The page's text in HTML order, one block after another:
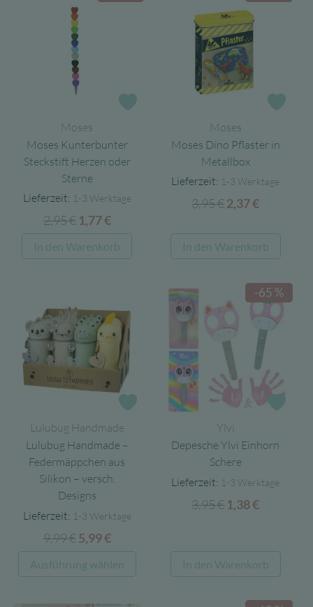
Moses
Moses Kunterbunter
Steckstift Herzen oder
Sterne
Lieferzeit: 1-3 Werktage
2,95€ Ursprünglicher
Preis
war:
1,77€Aktueller
Preis
ist:
In den Warenkorb
Moses
Moses Dino Pflaster in
Metallbox
Lieferzeit: 1-3 Werktage
3,95€Ursprünglicher
war:
3,95 €
2,37€Aktueller
ist:
2,37 €.
In den Warenkorb
Zur Wunschliste
Lulubug Handmade
Lulubug Handmade –
Federmäppchen aus
Silikon – versch.
Designs
Lieferzeit: 1-3 Werktage
9,99€ Ursprünglicher
Preis
war:
5,99€Aktueller
Preis
ist:
Ausführung wählen
Produkt
-65 %
Ylvi
Depesche Ylvi Einhorn
Schere
Lieferzeit: 1-3 Werktage
3,95€ Ursprünglicher
3,95 €
1,38€Aktueller
1,38 €.
In den Warenkorb